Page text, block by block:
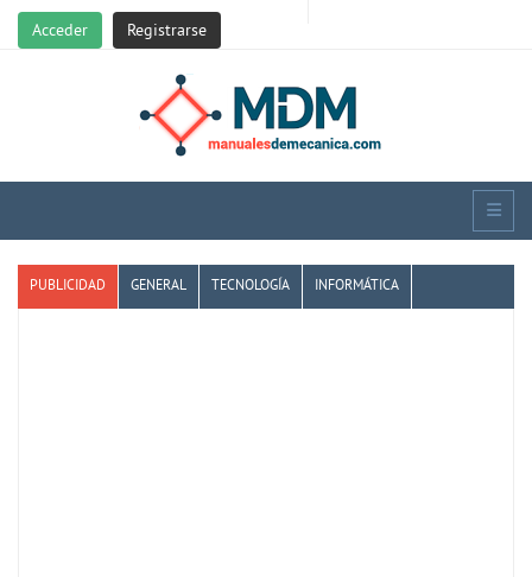
Acceder Registrarse
PUBLICIDAD GENERAL TECNOLOGÍA INFORMÁTICA